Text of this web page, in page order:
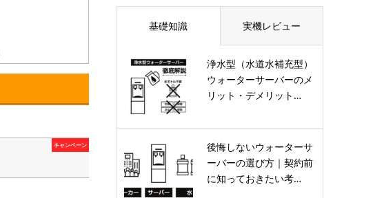
キャンペーン
基礎知識 実機レビュー
浄水型（水道水補充型）
ウォーターサーバーのメ
リット・デメリット…
後悔しないウォーターサ
ーバーの選び方｜契約前
に知っておきたい考…